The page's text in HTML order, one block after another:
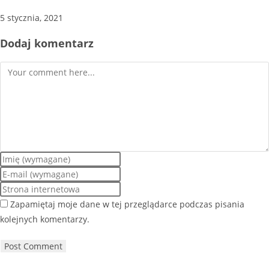
5 stycznia, 2021
Dodaj komentarz
Zapamiętaj moje dane w tej przeglądarce podczas pisania
kolejnych komentarzy.